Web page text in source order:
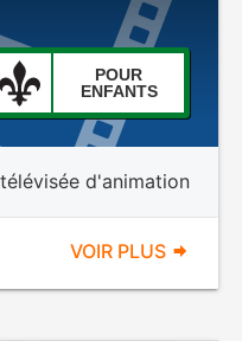
POUR
ENFANTS
d'animation
VOIR PLUS